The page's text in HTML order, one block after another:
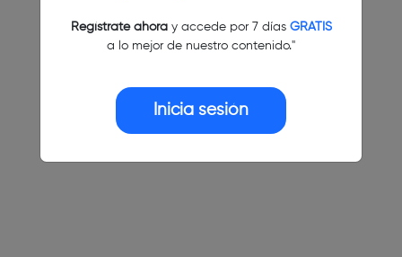
Regístrate ahoray accede por 7 días GRATIS
a lo mejor de nuestro contenido."
Inicia sesión